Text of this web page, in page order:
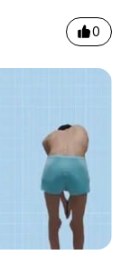
0